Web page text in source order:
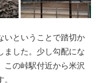
いということで踏切か
ました。少し勾配にな
この峠駅付近から米沢